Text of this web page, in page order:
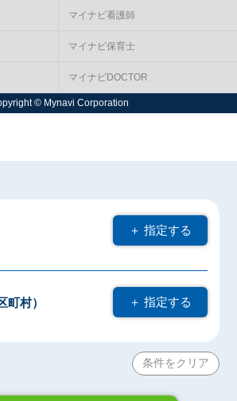
マイナビ看護師
マイナビ保育士
マイナビDOCTOR
© Mynavi Corporation
＋ 指定する
町村） ＋ 指定する
条件をクリア